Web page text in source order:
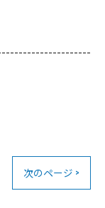
次のページ >